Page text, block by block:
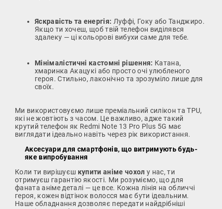
Яскравість та енергія: Луффі, Гоку або Танджиро.
Якщо ти хочеш, щоб твій телефон виділявся
здалеку — ці кольорові вибухи саме для тебе.
Мінімалістичні кастомні рішення: Катана,
хмаринка Акацукі або просто очі улюбленого
героя. Стильно, лаконічно та зрозуміло лише для
своїх.
Ми використовуємо лише преміальний силікон та TPU,
які не жовтіють з часом. Це важливо, адже такий
крутий телефон як Redmi Note 13 Pro Plus 5G має
виглядати ідеально навіть через рік використання.
Аксесуари для смартфонів, що витримують будь-
яке випробування
Коли ти вирішуєш купити аніме чохол у нас, ти
отримуєш гарантію якості. Ми розуміємо, що для
фаната аніме деталі — це все. Кожна лінія на обличчі
героя, кожен відтінок волосся має бути ідеальним.
Наше обладнання дозволяє передати найдрібніші